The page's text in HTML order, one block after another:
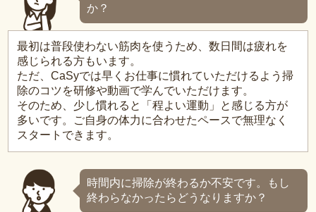
か？
最初は普段使わない筋肉を使うため、数日間は疲れを
感じられる方もいます。
ただ、CaSyでは早くお仕事に慣れていただけるよう掃
除のコツを研修や動画で学んでいただけます。
そのため、少し慣れると「程よい運動」と感じる方が
多いです。ご自身の体力に合わせたペースで無理なく
スタートできます。
時間内に掃除が終わるか不安です。もし
終わらなかったらどうなりますか？